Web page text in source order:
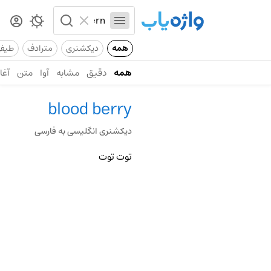
همه دیکشنری مترادف
همه دقیق مشابه آوا متن
blood berry
دیکشنری انگلیسی به فارسی
توت توت